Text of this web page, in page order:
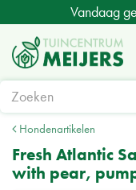
a
Hondenartikelen
Vandaag
Fresh Atlantic
with pear,